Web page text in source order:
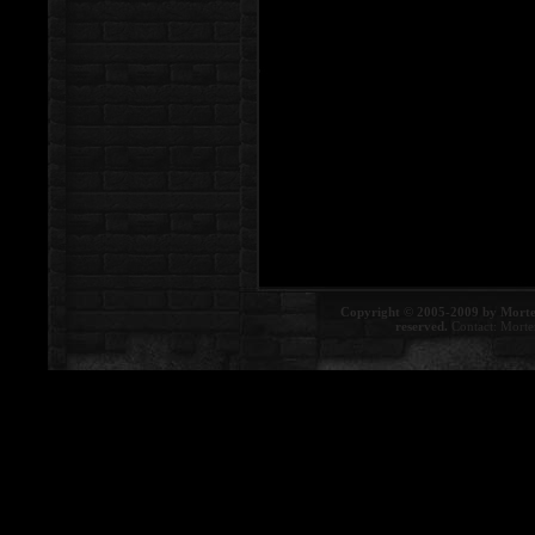
Copyright © 2005-2009 by
reserved. Contact: